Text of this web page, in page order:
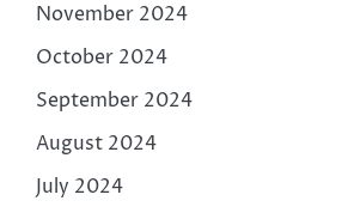
November 2024
October 2024
September 2024
August 2024
July 2024